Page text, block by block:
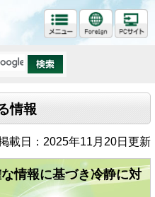
情報
載日：2025年11月20日更新
情報に基づき冷静に対